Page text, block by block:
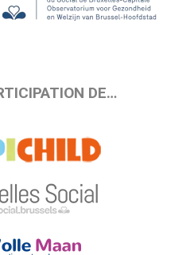
DE…